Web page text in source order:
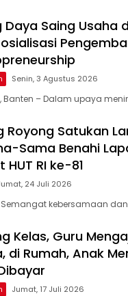
Saing Usaha
Senin, 3 Agustus 2026
Banten – Dalam upaya
Royong Satukan
Sama Benahi
HUT RI ke-81
24 Juli 2026
Semangat kebersamaan
Kelas, Guru
di Rumah, Anak
Jumat, 17 Juli 2026